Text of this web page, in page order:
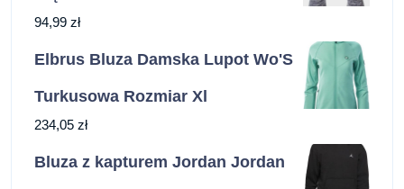
94,99 zł
Elbrus Bluza Damska Lupot Wo'S
Turkusowa Rozmiar Xl
234,05 zł
Bluza z kapturem Jordan Jordan